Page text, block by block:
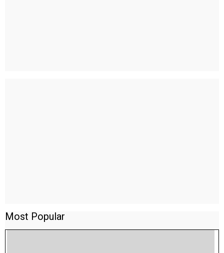
Most Popular